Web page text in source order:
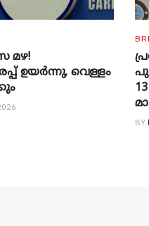
മഴ!
ഉയർന്നു, വെള്ളം
BY